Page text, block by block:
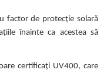
factor de protecție solară
înainte ca acestea să
certificați UV400, care